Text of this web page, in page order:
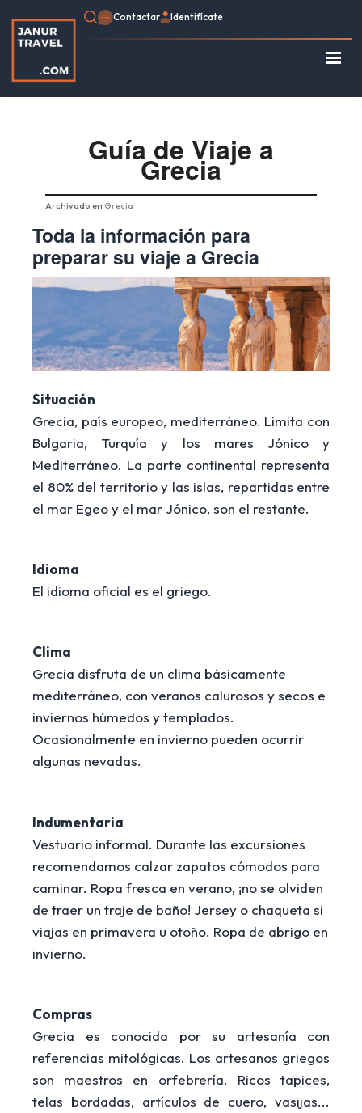
Contactar Identifícate
Europa
Tipo de viaje
Guía de Viaje a
Grecia
Archivado en Grecia
Toda la información para
preparar su viaje a Grecia
Situación
Grecia, país europeo, mediterráneo. Limita con
Bulgaria, Turquía y los mares Jónico y
Mediterráneo. La parte continental representa
el 80% del territorio y las islas, repartidas entre
el mar Egeo y el mar Jónico, son el restante.
Idioma
El idioma oficial es el griego.
Clima
Grecia disfruta de un clima básicamente
mediterráneo, con veranos calurosos y secos e
inviernos húmedos y templados.
Ocasionalmente en invierno pueden ocurrir
algunas nevadas.
Indumentaria
Vestuario informal. Durante las excursiones
recomendamos calzar zapatos cómodos para
caminar. Ropa fresca en verano, ¡no se olviden
de traer un traje de baño! Jersey o chaqueta si
viajas en primavera u otoño. Ropa de abrigo en
invierno.
Compras
Grecia es conocida por su artesanía con
referencias mitológicas. Los artesanos griegos
son maestros en orfebrería. Ricos tapices,
telas bordadas, artículos de cuero, vasijas...